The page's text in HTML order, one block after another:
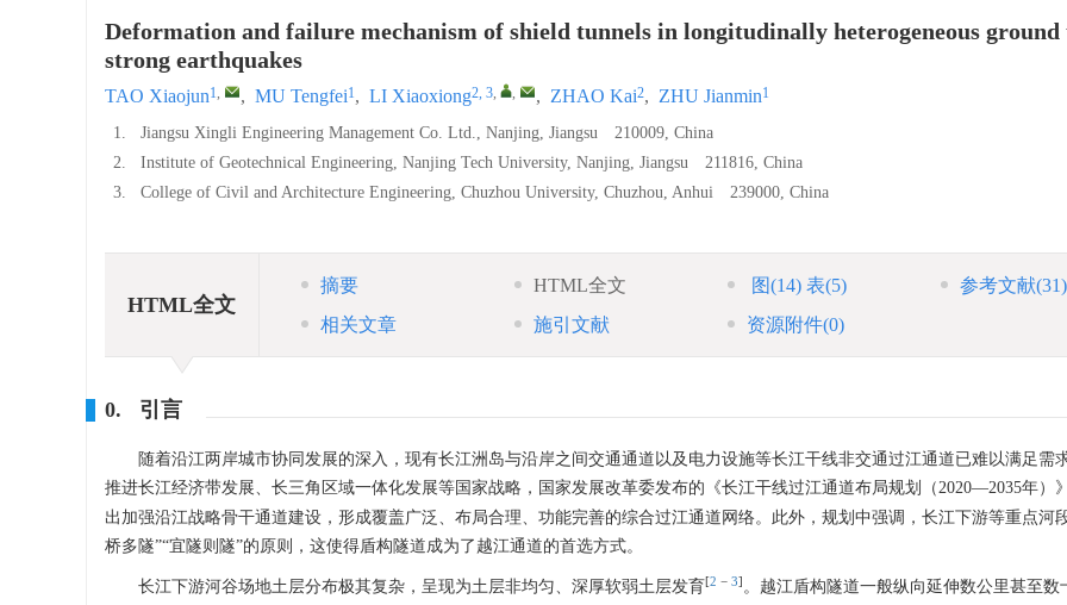
Deformation and failure mechanism of shield tunnels in longitudinally heterogeneous ground
strong earthquakes
TAO Xiaojun1, , MU Tengfei1, LI Xiaoxiong2, 3, , , ZHAO Kai2, ZHU Jianmin1
1.
Jiangsu Xingli Engineering Management Co. Ltd., Nanjing, Jiangsu 210009, China
2.
Institute of Geotechnical Engineering, Nanjing Tech University, Nanjing, Jiangsu 211816, China
3.
College of Civil and Architecture Engineering, Chuzhou University, Chuzhou, Anhui 239000, China
HTML全文
摘要 HTML全文 图(14) 表(5) 参考文献(31)
相关文章
施引文献 资源附件(0)
0. 引言
随着沿江两岸城市协同发展的深入，现有长江洲岛与沿岸之间交通通道以及电力设施等长江干线非交通过江通道已难以满足需
推进长江经济带发展、长三角区域一体化发展等国家战略，国家发展改革委发布的《长江干线过江通道布局规划（2020—2035年）
出加强沿江战略骨干通道建设，形成覆盖广泛、布局合理、功能完善的综合过江通道网络。此外，规划中强调，长江下游等重点河
桥多隧”“宜隧则隧”的原则，这使得盾构隧道成为了越江通道的首选方式。
长江下游河谷场地土层分布极其复杂，呈现为土层非均匀、深厚软弱土层发育[2 − 3] 。越江盾构隧道一般纵向延伸数公里甚至数